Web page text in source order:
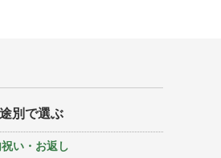
別で選ぶ
祝い・お返し